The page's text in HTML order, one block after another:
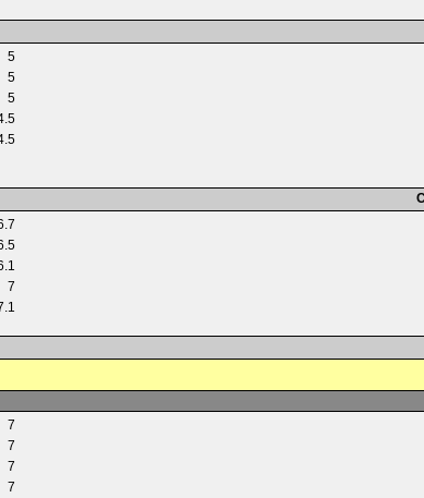
5
5
5
7
7
7
7
7